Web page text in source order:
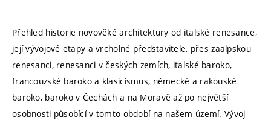
Přehled historie novověké architektury od italské renesance,
její vývojové etapy a vrcholné představitele, přes zaalpskou
renesanci, renesanci v českých zemích, italské baroko,
francouzské baroko a klasicismus, německé a rakouské
baroko, baroko v Čechách a na Moravě až po největší
osobnosti působící v tomto období na našem území. Vývoj